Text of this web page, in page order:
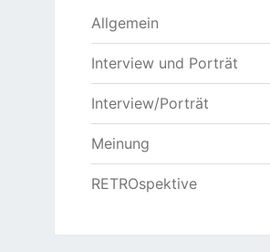
Allgemein
Interview und Porträt
Interview/Porträt
Meinung
RETROspektive